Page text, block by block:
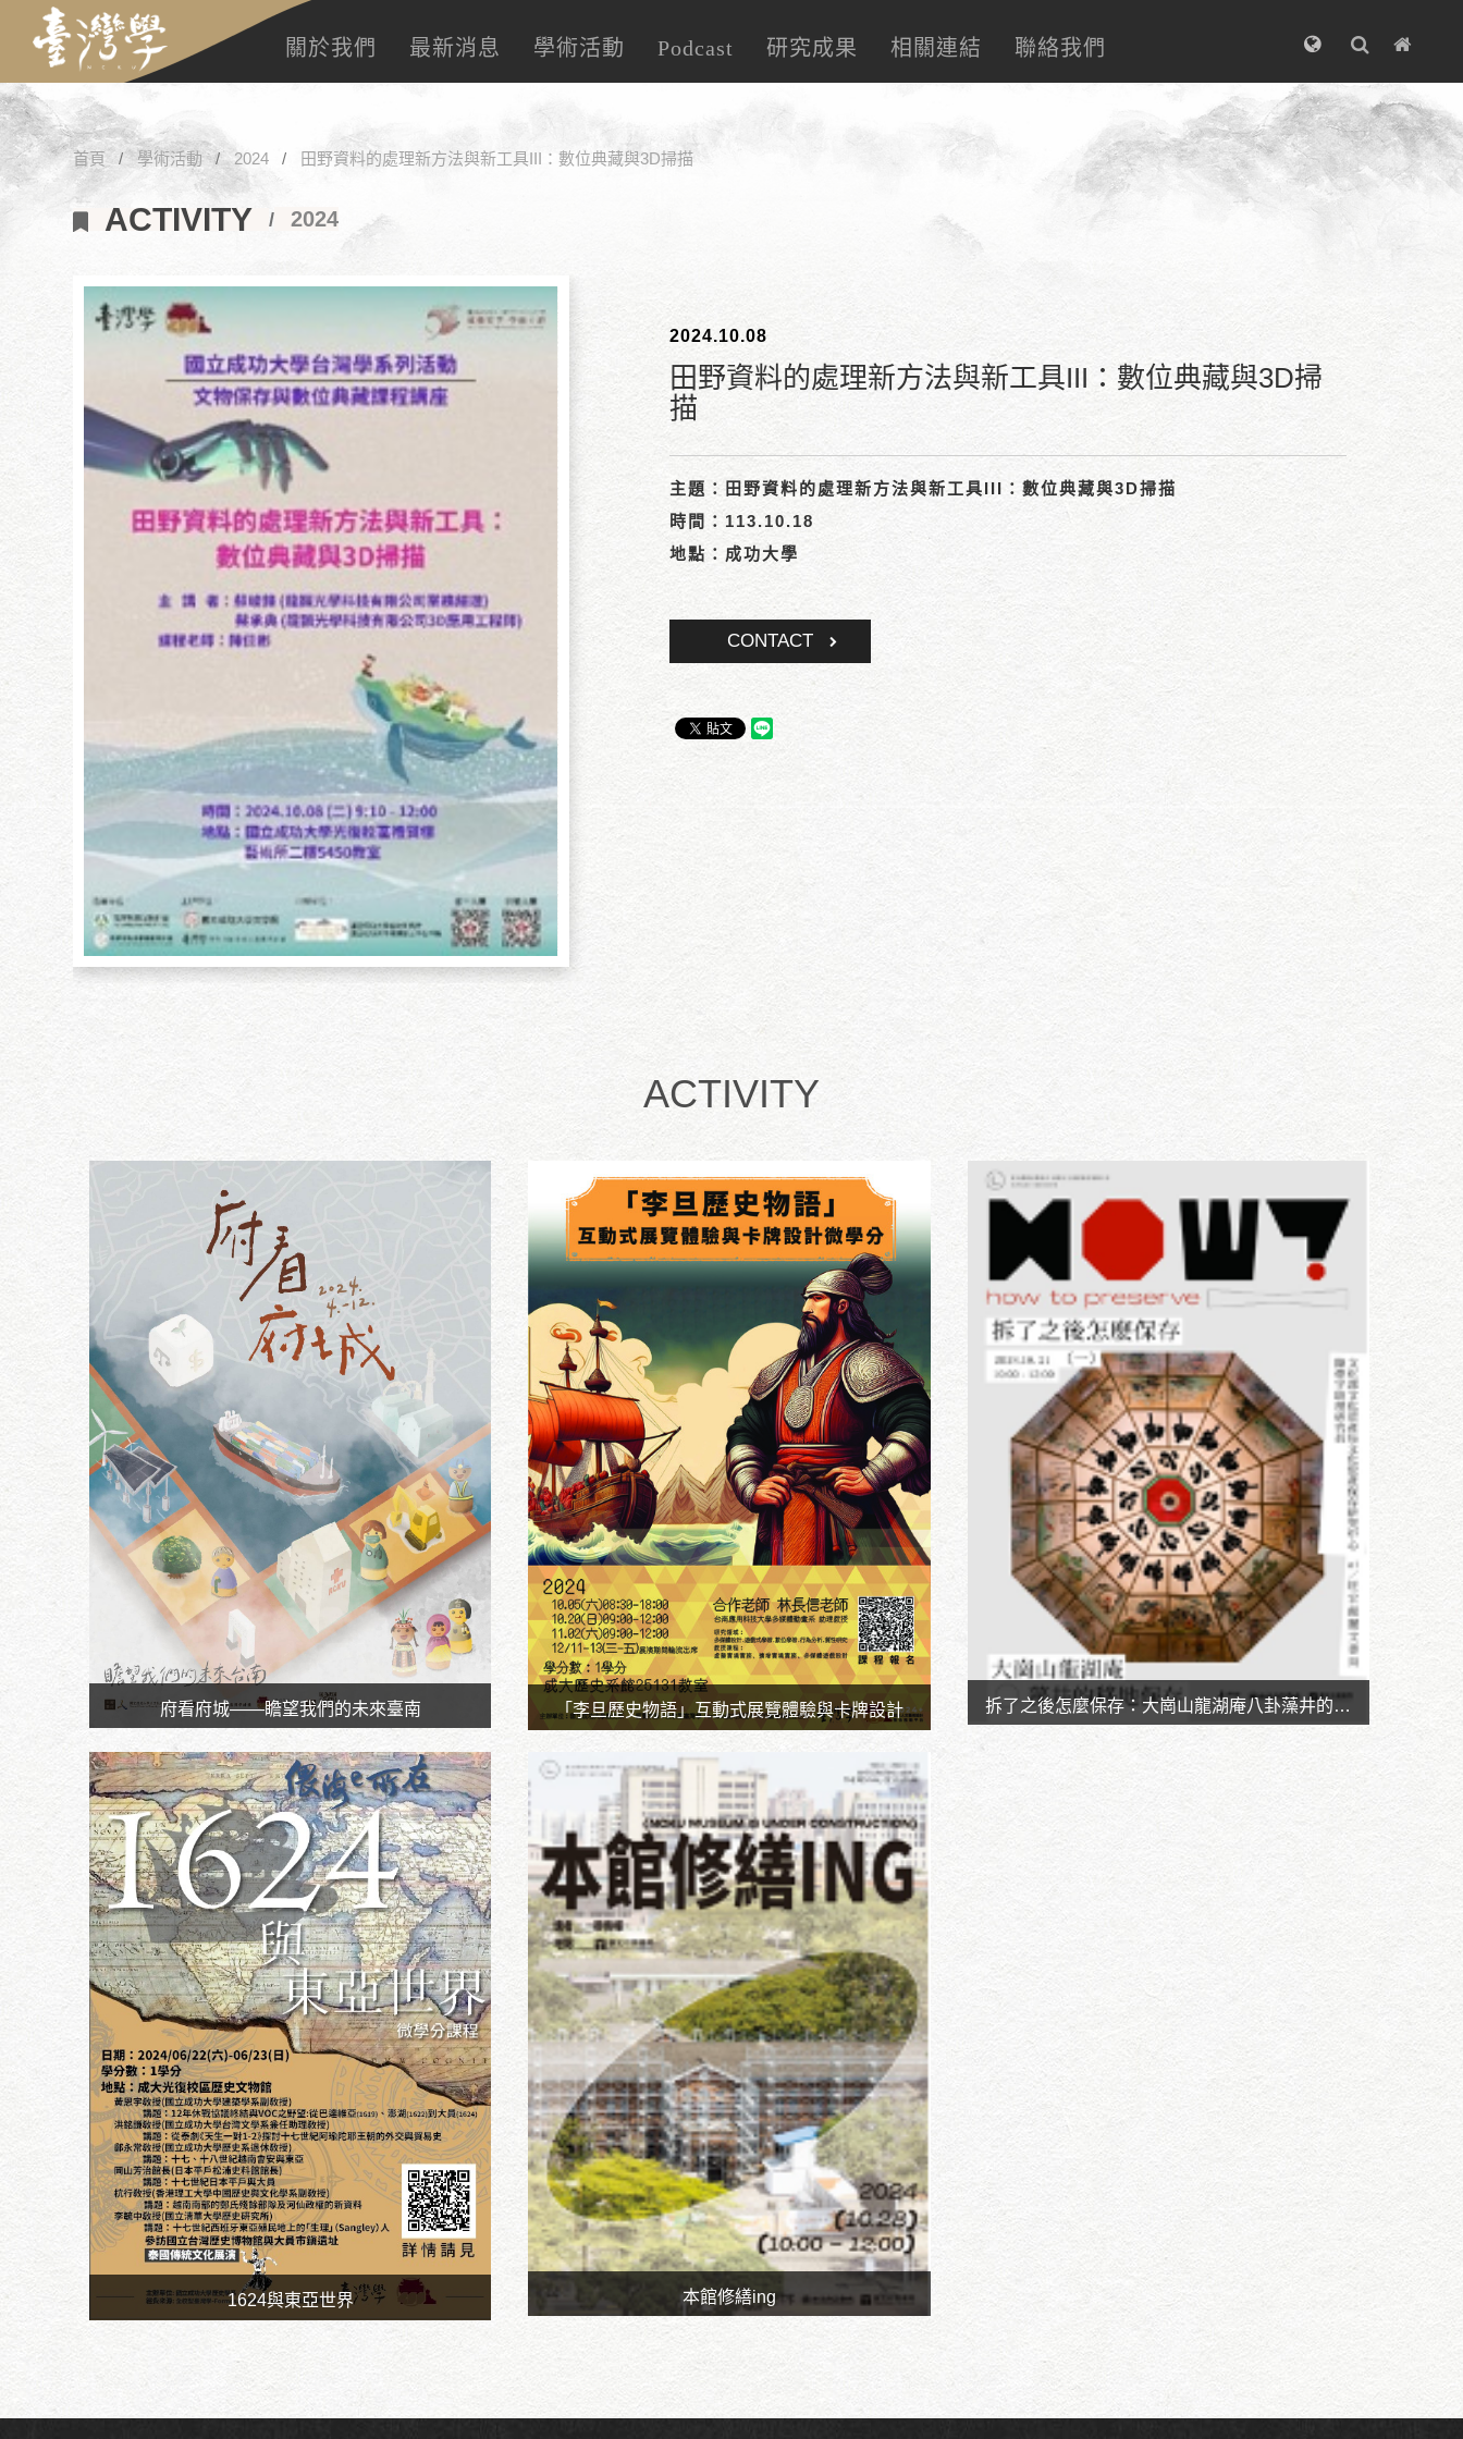
關於我們 最新消息 學術活動 Podcast 研究成果 相關連結 聯絡我們
首頁 學術活動 2024 田野資料的處理新方法與新工具III：數位典藏與3D掃描
ACTIVITY 2024
2024.10.08
田野資料的處理新方法與新工具III：數位典藏與3D掃
描
主題：田野資料的處理新方法與新工具III：數位典藏與3D掃描
時間：113.10.18
地點：成功大學
CONTACT
ACTIVITY
府看府城——瞻望我們的未來臺南
時間｜113年4月～12月
地點｜國立成功大學
「李旦歷史物語」互動式展覽體驗與卡牌設計
地點：成功大學
拆了之後怎麼保存：大崗山龍湖庵八卦藻井的移
時間：113.10.21
1624與東亞世界
地點：成大光復校區歷史文物館
本館修繕ing
時間：113.10.28